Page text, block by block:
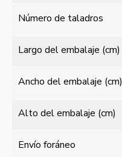
Número de taladros
Largo del embalaje (cm)
Ancho del embalaje (cm)
Alto del embalaje (cm)
Envío foráneo